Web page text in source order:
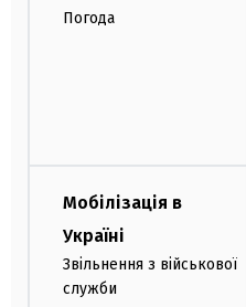
Погода
Мобілізація в
Україні
Звільнення з військової
служби